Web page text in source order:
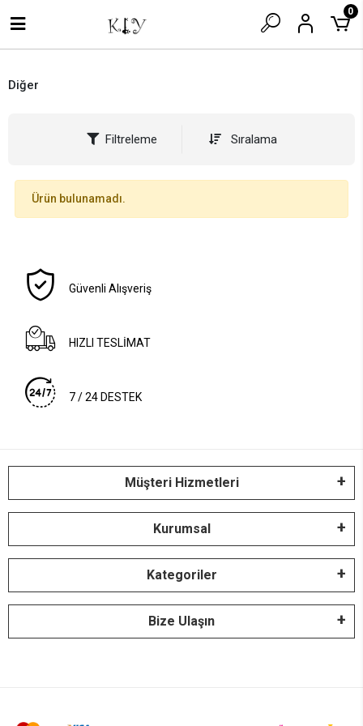
0
Diğer
Filtreleme Sıralama
Ürün bulunamadı.
Güvenli Alışveriş
HIZLI TESLİMAT
7 / 24 DESTEK
Müşteri Hizmetleri
Kurumsal
Kategoriler
Bize Ulaşın